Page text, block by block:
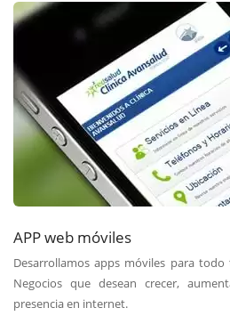
APP web móviles
Desarrollamos apps móviles para
Negocios que desean crecer,
presencia en internet.